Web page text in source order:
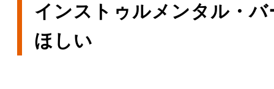
インストゥルメンタル・
ほしい